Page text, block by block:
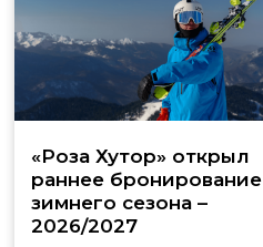
«Роза Хутор» открыл
раннее бронирование
зимнего сезона –
2026/2027